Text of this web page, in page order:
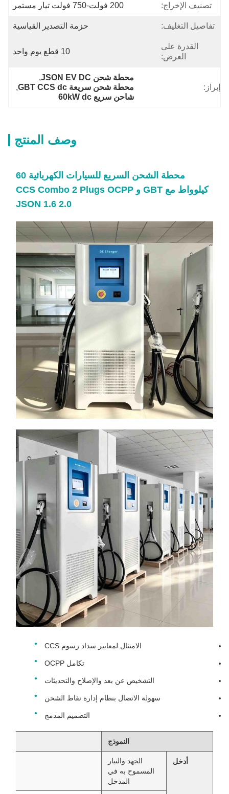
تصنيف الإخراج: 200 فولت-750 فولت تيار مستمر
تفاصيل التغليف: حزمة التصدير القياسية
القدرة على
العرض:
10 قطع يوم واحد
إبراز:
محطة شحن JSON EV DC
,
محطة شحن سريعة GBT CCS dc
,
شاحن سريع 60kW dc
وصف المنتج
محطة الشحن السريع للسيارات الكهربائية 60
كيلوواط مع GBT و CCS Combo 2 Plugs OCPP
JSON 1.6 2.0
الامتثال لمعايير سداد رسوم CCS
تكامل OCPP
التشخيص عن بعد والإصلاح والتحديثات
سهولة الاتصال بنظام إدارة نقاط الشحن
التصميم المدمج
النموذج
أدخل
الجهد والتيار
المسموح به في
المدخل